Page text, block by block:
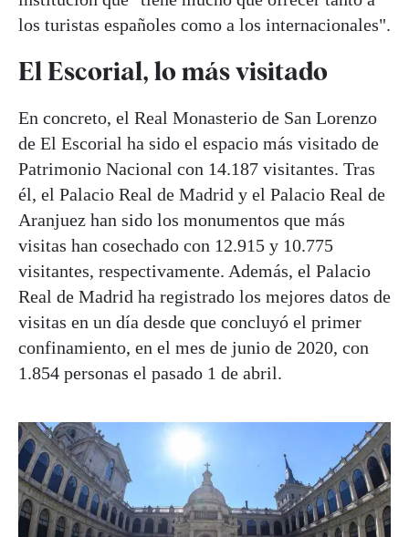
los turistas españoles como a los internacionales".
El Escorial, lo más visitado
En concreto, el Real Monasterio de San Lorenzo
de El Escorial ha sido el espacio más visitado de
Patrimonio Nacional con 14.187 visitantes. Tras
él, el Palacio Real de Madrid y el Palacio Real de
Aranjuez han sido los monumentos que más
visitas han cosechado con 12.915 y 10.775
visitantes, respectivamente. Además, el Palacio
Real de Madrid ha registrado los mejores datos de
visitas en un día desde que concluyó el primer
confinamiento, en el mes de junio de 2020, con
1.854 personas el pasado 1 de abril.